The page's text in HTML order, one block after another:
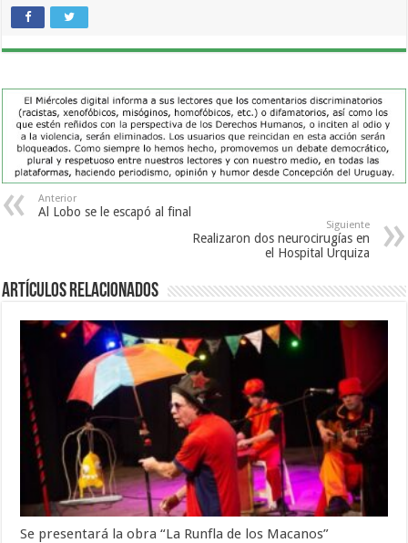
Anterior
Al Lobo se le escapó al final
Siguiente
Realizaron dos neurocirugías en
el Hospital Urquiza
Artículos Relacionados
Se presentará la obra “La Runfla de los Macanos”